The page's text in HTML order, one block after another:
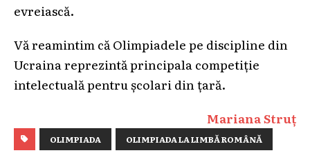
evreiască.
Vă reamintim că Olimpiadele pe discipline din
Ucraina reprezintă principala competiție
intelectuală pentru școlari din țară.
Mariana Struț
OLIMPIADA OLIMPIADA LA LIMBĂ ROMÂNĂ